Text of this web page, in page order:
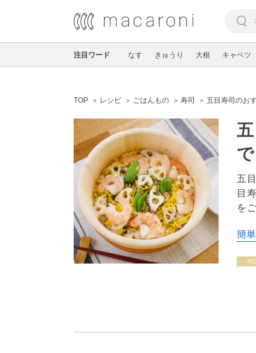
注目ワード なす きゅうり 大根 キャベツ
TOP レシピ ごはんもの 寿司 五目寿司のお
五
目
を
簡